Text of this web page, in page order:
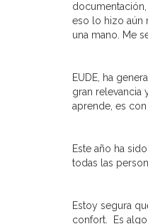
eso lo hizo aún
una mano. Me
EUDE, ha
gran relevancia
aprende, es
Este año ha
todas las
Estoy segura
confort. Es